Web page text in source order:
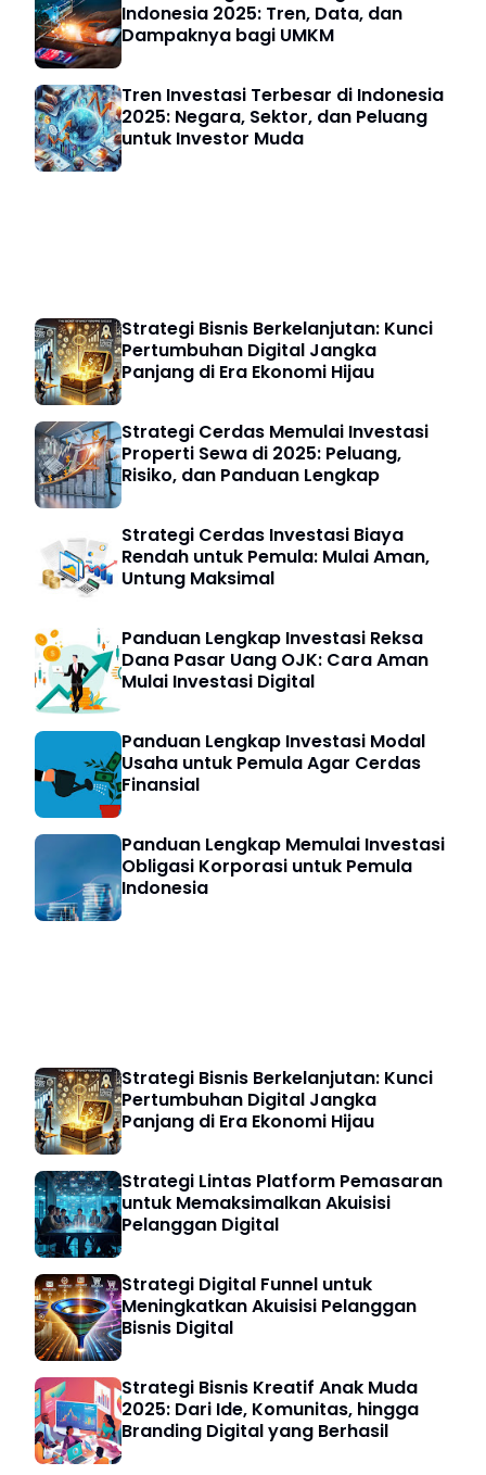
Indonesia 2025: Tren, Data, dan
Dampaknya bagi UMKM
Tren Investasi Terbesar di Indonesia
2025: Negara, Sektor, dan Peluang
untuk Investor Muda
Strategi Bisnis Berkelanjutan: Kunci
Pertumbuhan Digital Jangka
Panjang di Era Ekonomi Hijau
Strategi Cerdas Memulai Investasi
Properti Sewa di 2025: Peluang,
Risiko, dan Panduan Lengkap
Strategi Cerdas Investasi Biaya
Rendah untuk Pemula: Mulai Aman,
Untung Maksimal
Panduan Lengkap Investasi Reksa
Dana Pasar Uang OJK: Cara Aman
Mulai Investasi Digital
Panduan Lengkap Investasi Modal
Usaha untuk Pemula Agar Cerdas
Finansial
Panduan Lengkap Memulai Investasi
Obligasi Korporasi untuk Pemula
Indonesia
Strategi Bisnis Berkelanjutan: Kunci
Pertumbuhan Digital Jangka
Panjang di Era Ekonomi Hijau
Strategi Lintas Platform Pemasaran
untuk Memaksimalkan Akuisisi
Pelanggan Digital
Strategi Digital Funnel untuk
Meningkatkan Akuisisi Pelanggan
Bisnis Digital
Strategi Bisnis Kreatif Anak Muda
2025: Dari Ide, Komunitas, hingga
Branding Digital yang Berhasil